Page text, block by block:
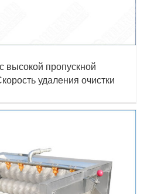
высокой пропускной
удаления очистки